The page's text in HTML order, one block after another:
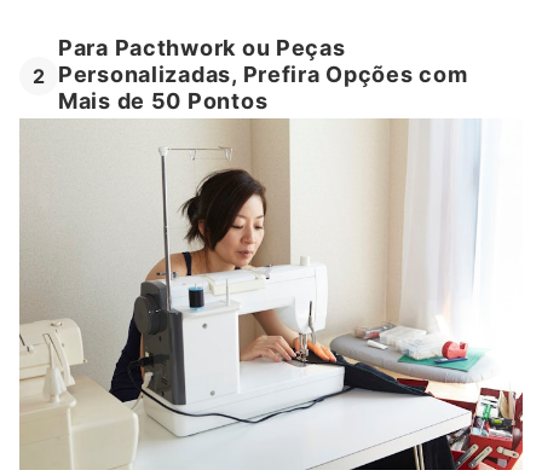
2
Para Pacthwork ou Peças
Personalizadas, Prefira Opções com
Mais de 50 Pontos